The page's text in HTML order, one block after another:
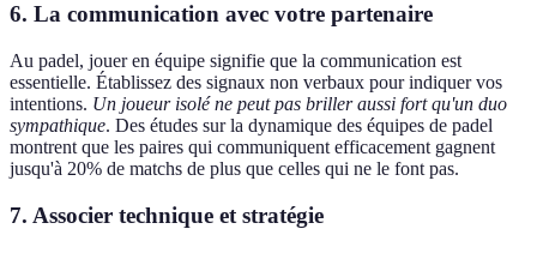
6. La communication avec votre partenaire
Au padel, jouer en équipe signifie que la communication est
essentielle. Établissez des signaux non verbaux pour indiquer vos
intentions. Un joueur isolé ne peut pas briller aussi fort qu'un duo
sympathique. Des études sur la dynamique des équipes de padel
montrent que les paires qui communiquent efficacement gagnent
jusqu'à 20% de matchs de plus que celles qui ne le font pas.
7. Associer technique et stratégie